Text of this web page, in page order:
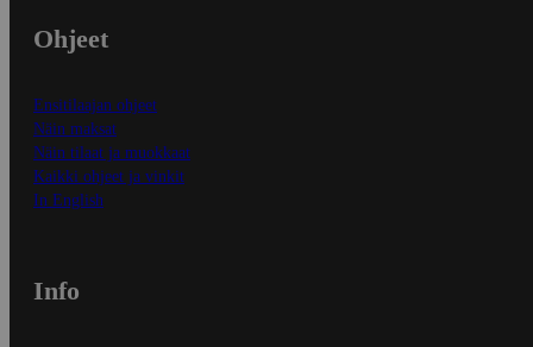
Ohjeet
Ensitilaajan ohjeet
Näin maksat
Näin tilaat ja muokkaat
Kaikki ohjeet ja vinkit
In English
Info